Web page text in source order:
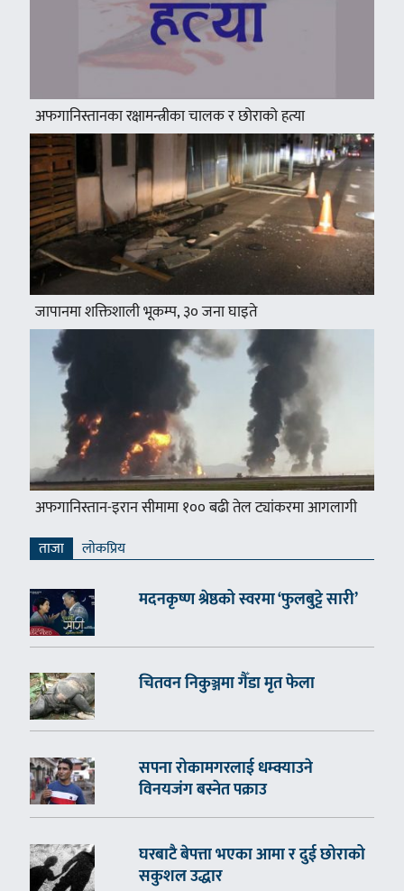
अफगानिस्तानका रक्षामन्त्रीका चालक र छोराको हत्या
जापानमा शक्तिशाली भूकम्प, ३० जना घाइते
अफगानिस्तान-इरान सीमामा १०० बढी तेल ट्यांकरमा आगलागी
ताजा लाेकप्रिय
मदनकृष्ण श्रेष्ठको स्वरमा ‘फुलबुट्टे सारी’
चितवन निकुञ्जमा गैँडा मृत फेला
सपना रोकामगरलाई धम्क्याउने
विनयजंग बस्नेत पक्राउ
घरबाटै बेपत्ता भएका आमा र दुई छोराको
सकुशल उद्धार